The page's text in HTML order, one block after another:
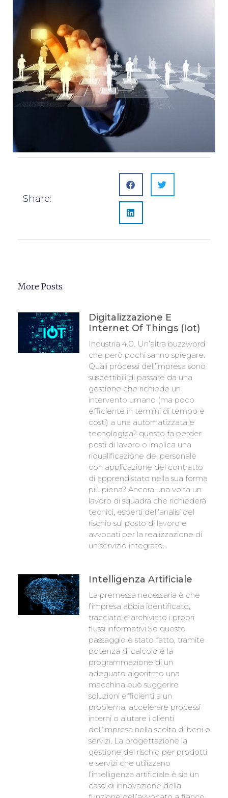
Share:
More Posts
Digitalizzazione E
Internet Of Things (iot)
Industria 4.0. Un’altra buzzword
che però pochi sanno spiegare.
Quali processi dell’impresa sono
suscettibili di passare da una
gestione che richiede un
intervento umano (ma poco
efficiente in termini di tempo e
costi) a una automatizzata e
tecnologica? questo fa perder
posti di lavoro o implica una
riqualificazione del personale
con applicazione del contratto
di apprendistato nella sua forma
più piena? Ancora una volta un
lavoro di squadra che richiederà
tecnici, esperti dell’analisi del
rischio sul posto di lavoro e
avvocati per la realizzazione di
un servizio integrato.
Intelligenza Artificiale
La premessa necessaria è che
l’impresa abbia identificato,
tracciato e archiviato i propri
flussi informativi.Se questo
passaggio è stato fatto, tramite
potenza di calcolo e la
programmazione di un
adeguato algoritmo una
macchina può suggerire
soluzioni efficienti a un
problema, accelerare processi
interni o aiutare i clienti
dell’impresa nella scelta di beni o
servizi. La progettazione la
gestione del rischio per prodotti
e servizi che utilizzano
l’intelligenza artificiale è sia un
caso di innovazione della